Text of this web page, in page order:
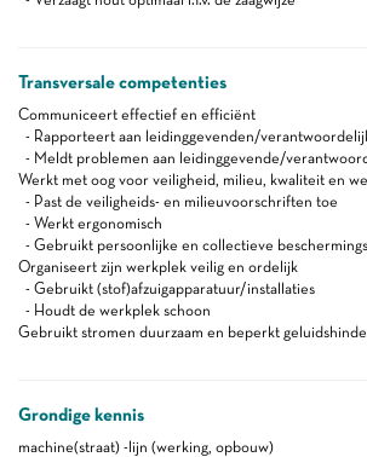
Transversale competenties
Communiceert effectief en efficiënt
- Rapporteert aan leidinggevenden/
- Meldt problemen aan leidinggevende/
Werkt met oog voor veiligheid, milieu, kwaliteit en
- Past de veiligheids- en milieuvoorschriften toe
- Werkt ergonomisch
- Gebruikt persoonlijke en collectieve
Organiseert zijn werkplek veilig en ordelijk
- Gebruikt (stof)afzuigapparatuur/installaties
- Houdt de werkplek schoon
Gebruikt stromen duurzaam en beperkt
Grondige kennis
machine(straat) -lijn (werking, opbouw)